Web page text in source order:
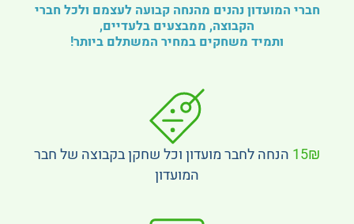
חברי המועדון נהנים מהנחה קבועה לעצמם ולכל חברי
הקבוצה, ממבצעים בלעדיים,
ותמיד משחקים במחיר המשתלם ביותר!
15₪ הנחה לחבר מועדון וכל שחקן בקבוצה של חבר
המועדון